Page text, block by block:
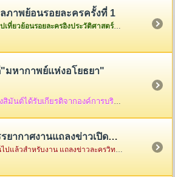
ภาพย้อนรอยละครครั้งที่ 1
หลังจากไปเที่ยวย้อนรอยละครอิงประวัติศาสตร์ที่จังหวัดพระนครศรีอยุธยาครั้งแรกกันกลับมาแล้ว ก็เอาภาพกลับมาให้ดูเล่าสู่กันฟัง ใครเป็นใครก็ดูกันเอาเองก็แล้วกันนะคะ
มหากาพย์แห่งอโยธยา"
ศงานแถลงข่าวเปิดตัว"มหากาพย์แห่งอโยธยา"
เปิดตัวกันไปแล้วสำหรับงาน แถลงข่าวละครวิทยุอิงประวัติศาสตร์ ชุด " มหากาพย์แห่งอโยธยา" ณ คุ้มขุนแผน จังหวัดพระนครศรีอยุธยา ซึ่งในงานมีแขกรับเชิญผู้เกียรติมาร่วมงานกันคับคั่ง พร้อมด้วยเหล่าทีมงานและแฟนละครอีกมากมาย...